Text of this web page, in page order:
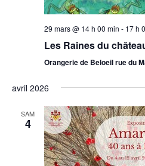
29 mars @ 14 h 00 min - 17 h
Les Raines du
Orangerie de Beloeil rue du
avril 2026
SAM
4